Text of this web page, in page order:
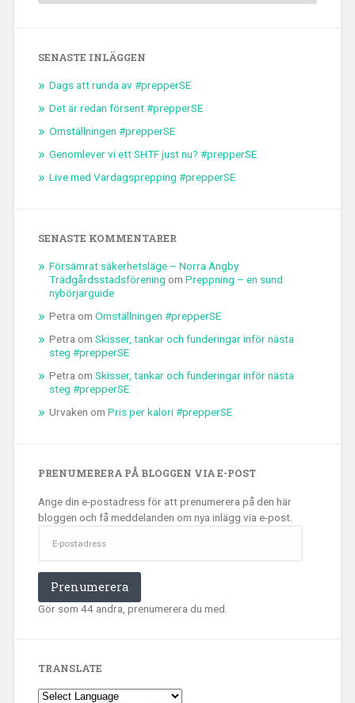
SENASTE INLÄGGEN
Dags att runda av #prepperSE
Det är redan försent #prepperSE
Omställningen #prepperSE
Genomlever vi ett SHTF just nu? #prepperSE
Live med Vardagsprepping #prepperSE
SENASTE KOMMENTARER
Försämrat säkerhetsläge – Norra Ängby
Trädgårdsstadsförening om Preppning – en sund
nybörjarguide
Petra om Omställningen #prepperSE
Petra om Skisser, tankar och funderingar inför nästa
steg #prepperSE
Petra om Skisser, tankar och funderingar inför nästa
steg #prepperSE
Urvaken om Pris per kalori #prepperSE
PRENUMERERA PÅ BLOGGEN VIA E-POST
Ange din e-postadress för att prenumerera på den här
bloggen och få meddelanden om nya inlägg via e-post.
postadress
Prenumerera
Gör som 44 andra, prenumerera du med.
TRANSLATE